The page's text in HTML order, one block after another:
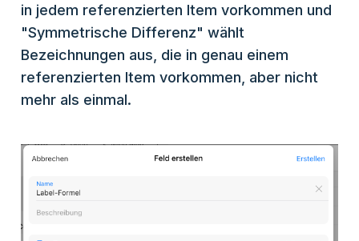
in jedem referenzierten Item vorkommen und
"Symmetrische Differenz" wählt
Bezeichnungen aus, die in genau einem
referenzierten Item vorkommen, aber nicht
mehr als einmal.